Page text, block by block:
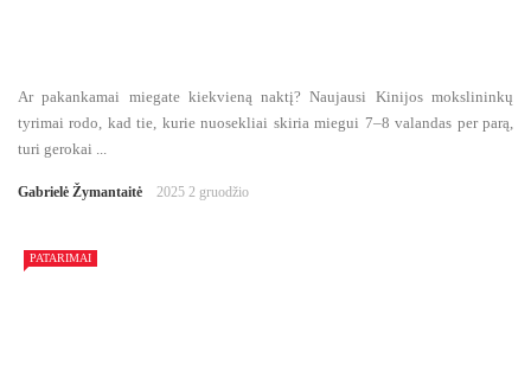
Ar pakankamai miegate kiekvieną naktį? Naujausi Kinijos mokslininkų
tyrimai rodo, kad tie, kurie nuosekliai skiria miegui 7–8 valandas per parą,
turi gerokai ...
Gabrielė Žymantaitė 2025 2 gruodžio
PATARIMAI